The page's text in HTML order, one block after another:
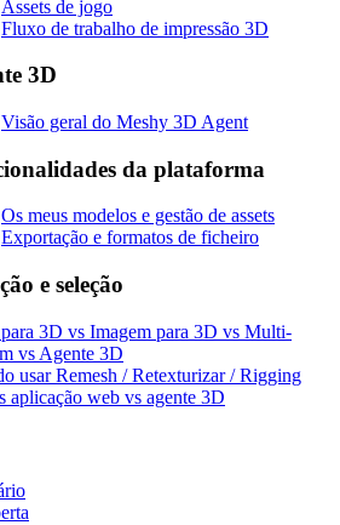
Assets de jogo
Fluxo de trabalho de impressão 3D
3D
Visão geral do Meshy 3D Agent
da plataforma
Os meus modelos e gestão de assets
Exportação e formatos de ficheiro
e seleção
3D vs Imagem para 3D vs Multi-
vs Agente 3D
usar Remesh / Retexturizar / Rigging
aplicação web vs agente 3D